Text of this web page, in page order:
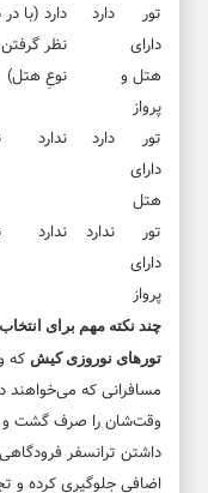
تور
دارای
هتل و
پرواز
دارد
دارد (با در
نظر گرفتن
نوعِ هتل)
تور
دارای
هتل
دارد ندارد
تور
دارای
پرواز
ندارد ندارد
چند نکته مهم برای
تورهای نوروزی کیش که
مسافرانی که می‌خواهند
وقت‌شان را صرف گشت ‌و
داشتن ترانسفر
اضافی جلوگیری کرده و